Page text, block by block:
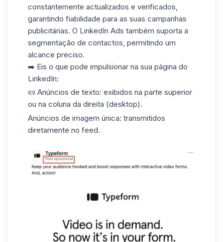
constantemente actualizados e verificados,
garantindo fiabilidade para as suas campanhas
publicitárias. O LinkedIn Ads também suporta a
segmentação de contactos, permitindo um
alcance preciso.
➡️ Eis o que pode impulsionar na sua página do
LinkedIn:
📜 Anúncios de texto: exibidos na parte superior
ou na coluna da direita (desktop).
Anúncios de imagem única: transmitidos
diretamente no feed.